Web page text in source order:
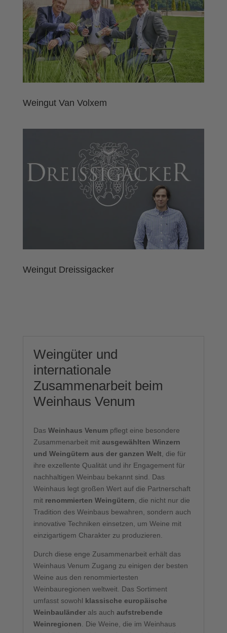
Weingut Van Volxem
Weingut Dreissigacker
Weingüter und
internationale
Zusammenarbeit beim
Weinhaus Venum
Das Weinhaus Venumpflegt eine besondere
Zusammenarbeit mit ausgewählten Winzern
und Weingütern aus der ganzen Welt, die für
ihre exzellente Qualität und ihr Engagement für
nachhaltigen Weinbau bekannt sind. Das
Weinhaus legt großen Wert auf die Partnerschaft
mit renommierten Weingütern , die nicht nur die
Tradition des Weinbaus bewahren, sondern auch
innovative Techniken einsetzen, um Weine mit
einzigartigem Charakter zu produzieren.
Durch diese enge Zusammenarbeit erhält das
Weinhaus Venum Zugang zu einigen der besten
Weine aus den renommiertesten
Weinbauregionen weltweit. Das Sortiment
umfasst sowohl klassische europäische
Weinbauländerals auch aufstrebende
Weinregionen . Die Weine, die im Weinhaus